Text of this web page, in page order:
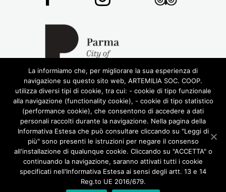
© 2016 RIGHTS RESERVED •ARTEMILIA SOCIETÀ
COOPERATIVA
• P.IVA 02772780348
DESIGN BY LABORATORIOCREATIVO.IT
CHI SIAMO TOUR
ENOGASTRONOMIA
CASTELLI DEL DUCATO
VERDI E MUSICA
ITINERARI INSOLITI
SCUOLA CONTATTI
La informiamo che, per migliorare la sua esperienza di
navigazione su questo sito web, ARTEMILIA SOC. COOP.
utilizza diversi tipi di cookie, tra cui: - cookie di tipo funzionale
alla navigazione (functionality cookie), - cookie di tipo statistico
(performance cookie), che consentono di accedere a dati
personali raccolti durante la navigazione. Nella pagina della
Informativa Estesa che può consultare cliccando su "Leggi di
più" sono presenti le istruzioni per negare il consenso
all'installazione di qualunque cookie. Cliccando su "ACCETTA" o
continuando la navigazione, saranno attivati tutti i cookie
specificati nell'Informativa Estesa ai sensi degli artt. 13 e 14
Reg.to UE 2016/679.